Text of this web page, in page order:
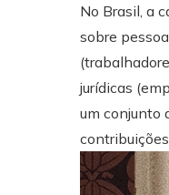
No Brasil, a
sobre
jurídicas
um conjunto
contribuições